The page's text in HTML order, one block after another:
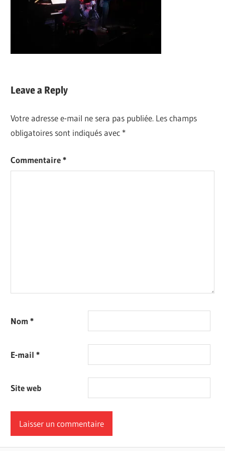
Leave a Reply
Votre adresse e-mail ne sera pas publiée. Les champs
obligatoires sont indiqués avec *
Commentaire*
Nom*
E-mail*
Site web